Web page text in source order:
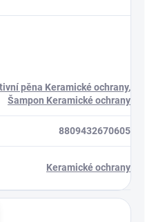
pěna Keramické ochrany,
Šampon Keramické ochrany
8809432670605
Keramické ochrany